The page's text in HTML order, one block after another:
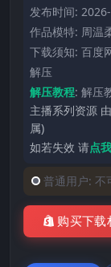
发布时间:
作品模特: 周温
下载须知: 百度
解压
解压教程: 解压
主播系列资源
属)
如若失效 请点
普通用户: 不
购买下载